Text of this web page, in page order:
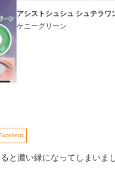
アシストシュシュ シュテラワ
ケニーグリーン
と濃い緑になってしまいまし